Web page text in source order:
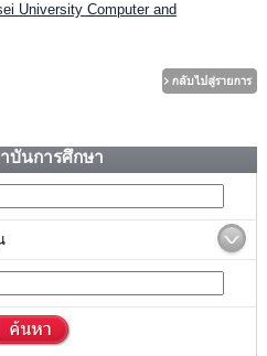
University Computer and
บันการศึกษา